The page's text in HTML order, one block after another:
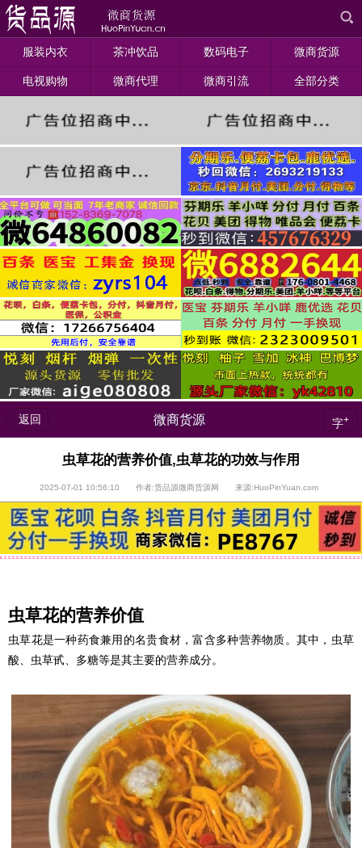
服装内衣 茶冲饮品 数码电子 微商货源
电视购物 微商代理 微商引流 全部分类
返回 微商货源 字+
虫草花的营养价值,虫草花的功效与作用
2025-07-01 10:56:10 作者:货品源微商货源网 来源:HuoPinYuan.com
虫草花的营养价值
虫草花是一种药食兼用的名贵食材，富含多种营养物质。其中，虫草
酸、虫草甙、多糖等是其主要的营养成分。